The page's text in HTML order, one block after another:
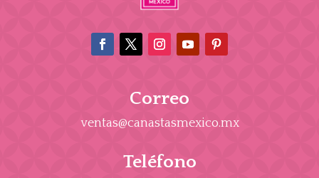
Correo
ventas@canastasmexico.mx
Teléfono